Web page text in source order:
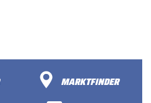
MARKTFINDER